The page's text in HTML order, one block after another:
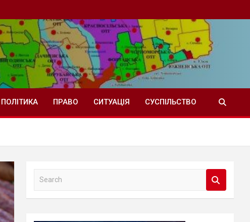
ПОЛІТИКА ПРАВО СИТУАЦІЯ СУСПІЛЬСТВО
a